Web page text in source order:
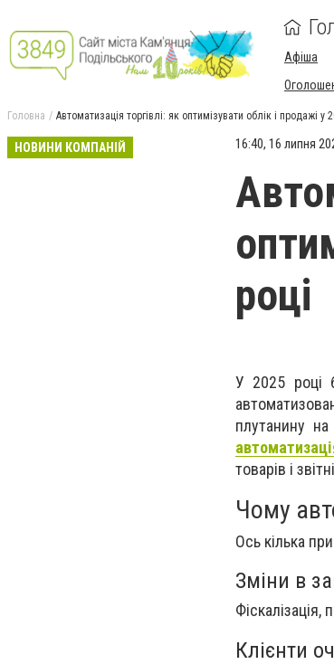
Афіша
Головна Автоматизація торгівлі: як оптимізувати облік і продажі у
НОВИНИ КОМПАНІЙ 16:40, 16 липня
році
У 2025 році
плутанину
товарів і
Чому
Ось кілька
Зміни в
Клієнти